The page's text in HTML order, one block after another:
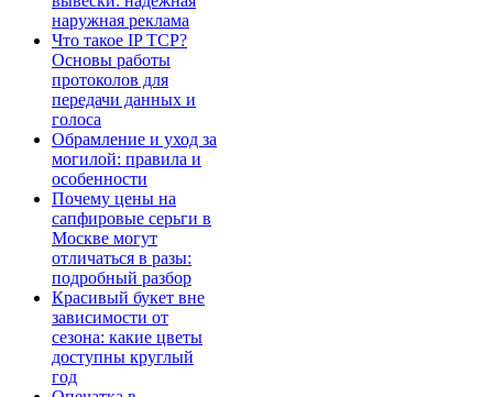
наружная реклама
Что такое IP TCP?
Основы работы
протоколов для
передачи данных и
голоса
Обрамление и уход за
могилой: правила и
особенности
Почему цены на
сапфировые серьги в
Москве могут
отличаться в разы:
подробный разбор
Красивый букет вне
зависимости от
сезона: какие цветы
доступны круглый
год